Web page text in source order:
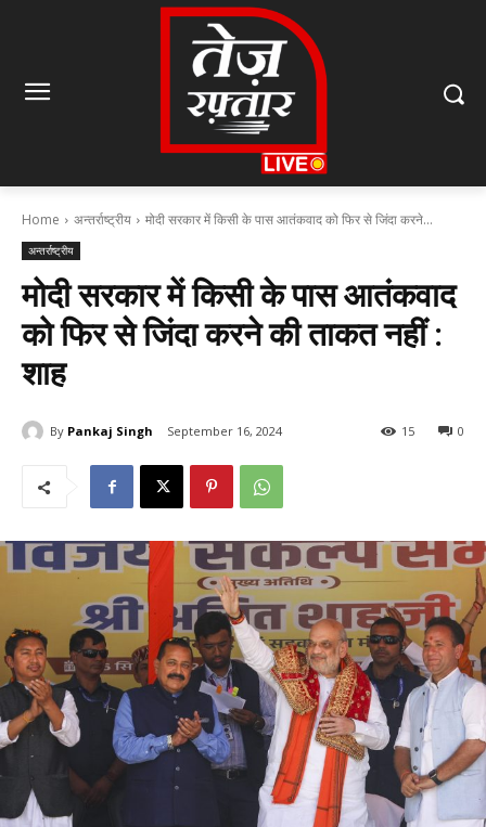
Home अन्तर्राष्ट्रीय मोदी सरकार में किसी के पास आतंकवाद को फिर से जिंदा करने...
अन्तर्राष्ट्रीय
मोदी सरकार में किसी के पास आतंकवाद
को फिर से जिंदा करने की ताकत नहीं :
शाह
By Pankaj Singh September 16, 2024 0
15